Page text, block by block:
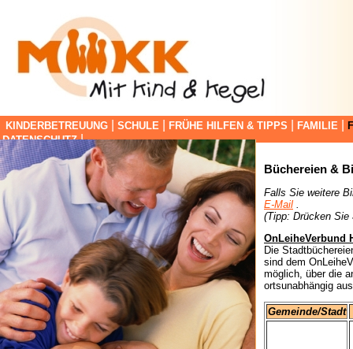
KINDERBETREUUNG SCHULE FRÜHE HILFEN & TIPPS FAMILIE
DATENSCHUTZ|
Büchereien &
Falls Sie weitere
E-Mail .
(Tipp: Drücken Sie
OnLeiheVerbund
Die
sind dem
möglich, über die
ortsunabhängig
Gemeinde/Stadt